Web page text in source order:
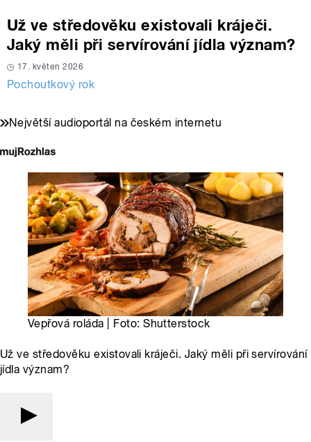
Už ve středověku existovali kráječi.
Jaký měli při servírování jídla význam?
17. květen 2026
Pochoutkový rok
Největší audioportál na českém internetu
Vepřová roláda | Foto: Shutterstock
Už ve středověku existovali kráječi. Jaký měli při servírování
jídla význam?